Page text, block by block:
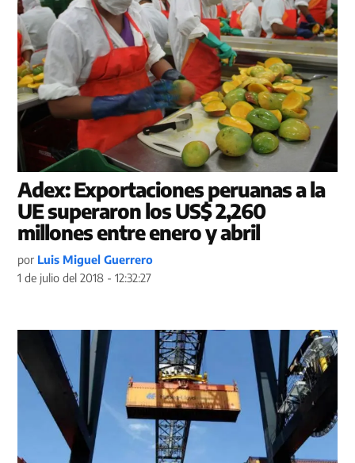
Adex: Exportaciones peruanas a la
UE superaron los US$ 2,260
millones entre enero y abril
por Luis Miguel Guerrero
1 de julio del 2018 - 12:32:27